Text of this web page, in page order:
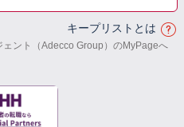
キープリストとは
ント（Adecco Group）のMyPageへ